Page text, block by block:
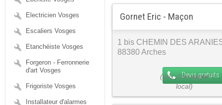
Electricien Vosges
Escaliers Vosges
Etanchéiste Vosges
Forgeron - Ferronnerie
d'art Vosges
Frigoriste Vosges
Installateur d'alarmes
Gornet Eric - Maçon
1 bis CHEMIN DES
88380 Arches
Devis gratuits